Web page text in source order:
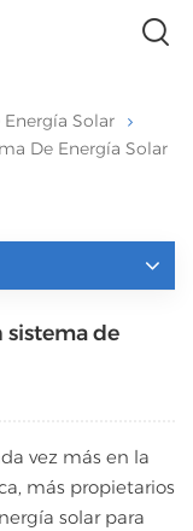
Solar
De Energía Solar
sistema de
vez más en la
más propietarios
solar para